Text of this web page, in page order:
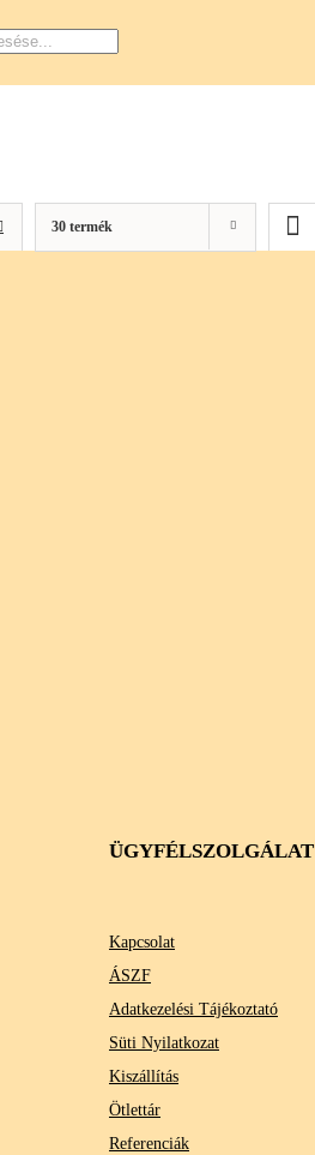
30 termék
ÜGYFÉLSZOLGÁLAT
Kapcsolat
ÁSZF
Adatkezelési Tájékoztató
Süti Nyilatkozat
Kiszállítás
Ötlettár
Referenciák